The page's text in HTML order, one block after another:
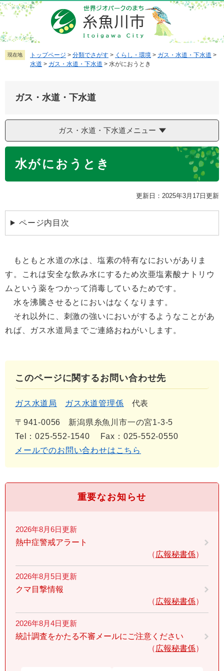
ペ
ー
ジ
の
先
メ
ニ
ュ
ー
を
へ
現在地 トップページ > 分類でさがす > くらし・環境 > ガス・水道・下水道 >
水道 > ガス・水道・下水道 > 水がにおうとき
ガス・水道・下水道
ガス・水道・下水道メニュー
水がにおうとき
更新日：2025年3月17日更新
ページ内目次
もともと水道の水は、塩素の特有なにおいがありま
す。これは安全な飲み水にするため次亜塩素酸ナトリウ
ムという薬をつかって消毒しているためです。
水を沸騰させるとにおいはなくなります。
それ以外に、刺激の強いにおいがするようなことがあ
れば、ガス水道局までご連絡おねがいします。
このページに関するお問い合わせ先
ガス水道局 ガス水道管理係 代表
〒941-0056
新潟県糸魚川市一の宮1-3-5
Tel：025-552-1540
Fax：025-552-0550
メールでのお問い合わせはこちら
重要なお知らせ
2026年8月6日更新
熱中症警戒アラート
広報秘書係
2026年8月5日更新
クマ目撃情報
広報秘書係
2026年8月4日更新
統計調査をかたる不審メールにご注意ください
広報秘書係